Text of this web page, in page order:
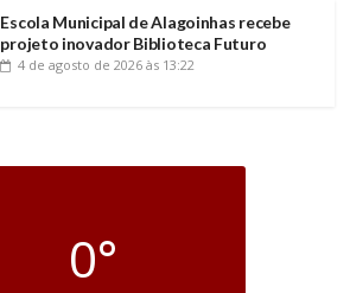
Escola Municipal de Alagoinhas recebe
projeto inovador Biblioteca Futuro
4 de agosto de 2026 às 13:22
0°